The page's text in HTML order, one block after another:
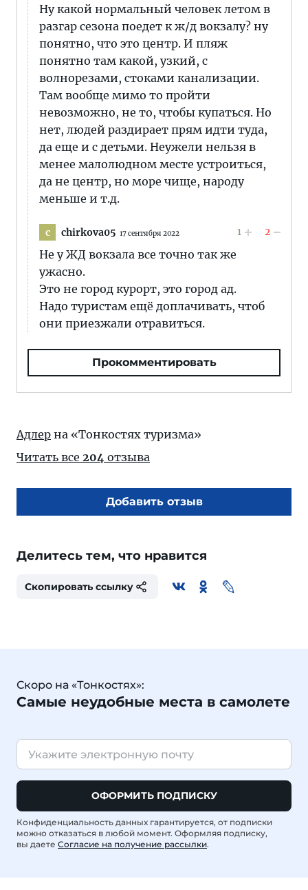
Ну какой нормальный человек летом в
разгар сезона поедет к ж/д вокзалу? ну
понятно, что это центр. И пляж
понятно там какой, узкий, с
волнорезами, стоками канализации.
Там вообще мимо то пройти
невозможно, не то, чтобы купаться. Но
нет, людей раздирает прям идти туда,
да еще и с детьми. Неужели нельзя в
менее малолюдном месте устроиться,
да не центр, но море чище, народу
меньше и т.д.
c chirkova05 17 сентября 2022 1 2
Не у ЖД вокзала все точно так же
ужасно.
Это не город курорт, это город ад.
Надо туристам ещё доплачивать, чтоб
они приезжали отравиться.
Прокомментировать
Адлер на «Тонкостях туризма»
Читать все 204 отзыва
Добавить отзыв
Делитесь тем, что нравится
Скопировать ссылку
Скоро на «Тонкостях»:
Самые неудобные места в самолете
ОФОРМИТЬ ПОДПИСКУ
Конфиденциальность данных гарантируется, от подписки
можно отказаться в любой момент. Оформляя подписку,
вы даете Согласие на получение рассылки.